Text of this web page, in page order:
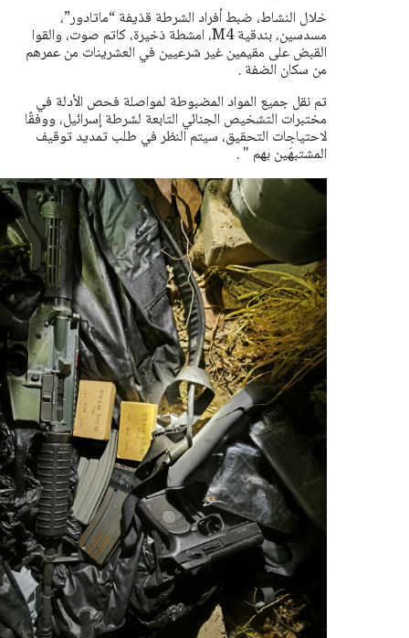
خلال النشاط، ضبط أفراد الشرطة قذيفة “ماتادور”،
مسدسين، بندقية M4، امشطة ذخيرة، كاتم صوت، والقوا
القبض على مقيمين غير شرعيين في العشرينات من عمرهم
من سكان الضفة .
تم نقل جميع المواد المضبوطة لمواصلة فحص الأدلة في
مختبرات التشخيص الجنائي التابعة لشرطة إسرائيل، ووفقًا
لاحتياجات التحقيق، سيتم النظر في طلب تمديد توقيف
المشتبهَين بهم " .